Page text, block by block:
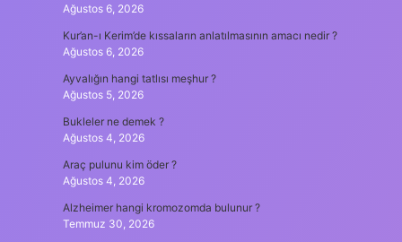
Ağustos 6, 2026
Kur’an-ı Kerim’de kıssaların anlatılmasının amacı nedir ?
Ağustos 6, 2026
Ayvalığın hangi tatlısı meşhur ?
Ağustos 5, 2026
Bukleler ne demek ?
Ağustos 4, 2026
Araç pulunu kim öder ?
Ağustos 4, 2026
Alzheimer hangi kromozomda bulunur ?
Temmuz 30, 2026